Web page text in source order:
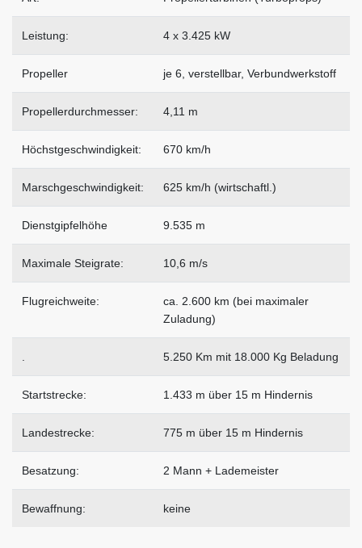
Leistung: 4 x 3.425 kW
Propeller je 6, verstellbar, Verbundwerkstoff
Propellerdurchmesser: 4,11 m
Höchstgeschwindigkeit: 670 km/h
Marschgeschwindigkeit: 625 km/h (wirtschaftl.)
Dienstgipfelhöhe 9.535 m
Maximale Steigrate: 10,6 m/s
Flugreichweite:
ca. 2.600 km (bei maximaler
Zuladung)
5.250 Km mit 18.000 Kg Beladung
Startstrecke: 1.433 m über 15 m Hindernis
Landestrecke: 775 m über 15 m Hindernis
Besatzung: 2 Mann + Lademeister
Bewaffnung: keine